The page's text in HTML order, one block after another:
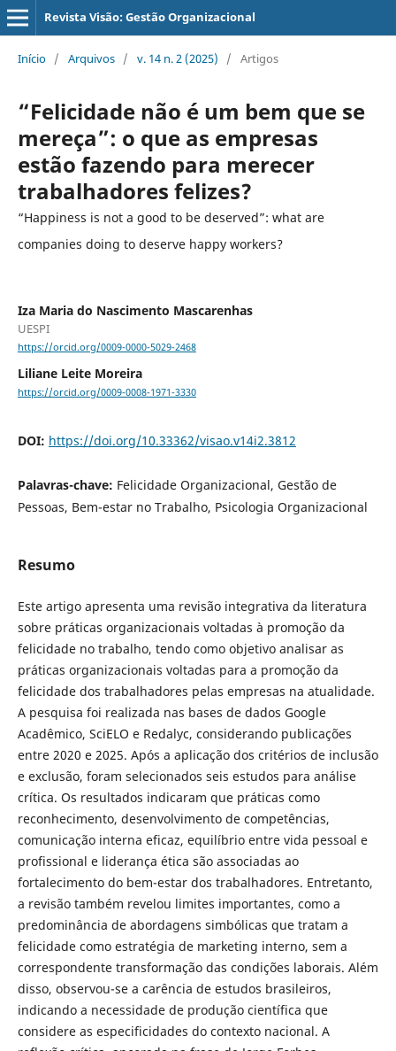
Revista Visão: Gestão Organizacional
Início / Arquivos / v. 14 n. 2 (2025) / Artigos
“Felicidade não é um bem que se
mereça”: o que as empresas
estão fazendo para merecer
trabalhadores felizes?
“Happiness is not a good to be deserved”: what are
companies doing to deserve happy workers?
Iza Maria do Nascimento Mascarenhas
UESPI
https://orcid.org/0009-0000-5029-2468
Liliane Leite Moreira
https://orcid.org/0009-0008-1971-3330
DOI: https://doi.org/10.33362/visao.v14i2.3812
Palavras-chave: Felicidade Organizacional, Gestão de
Pessoas, Bem-estar no Trabalho, Psicologia Organizacional
Resumo
Este artigo apresenta uma revisão integrativa da literatura
sobre práticas organizacionais voltadas à promoção da
felicidade no trabalho, tendo como objetivo analisar as
práticas organizacionais voltadas para a promoção da
felicidade dos trabalhadores pelas empresas na atualidade.
A pesquisa foi realizada nas bases de dados Google
Acadêmico, SciELO e Redalyc, considerando publicações
entre 2020 e 2025. Após a aplicação dos critérios de inclusão
e exclusão, foram selecionados seis estudos para análise
crítica. Os resultados indicaram que práticas como
reconhecimento, desenvolvimento de competências,
comunicação interna eficaz, equilíbrio entre vida pessoal e
profissional e liderança ética são associadas ao
fortalecimento do bem-estar dos trabalhadores. Entretanto,
a revisão também revelou limites importantes, como a
predominância de abordagens simbólicas que tratam a
felicidade como estratégia de marketing interno, sem a
correspondente transformação das condições laborais. Além
disso, observou-se a carência de estudos brasileiros,
indicando a necessidade de produção científica que
considere as especificidades do contexto nacional. A